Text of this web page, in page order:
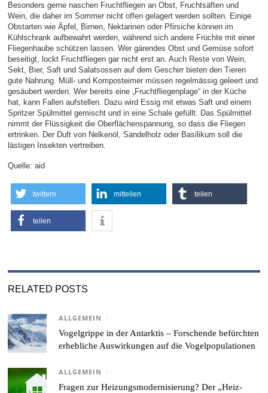
Besonders gerne naschen Fruchtfliegen an Obst, Fruchtsäften und
Wein, die daher im Sommer nicht offen gelagert werden sollten. Einige
Obstarten wie Äpfel, Birnen, Nektarinen oder Pfirsiche können im
Kühlschrank aufbewahrt werden, während sich andere Früchte mit einer
Fliegenhaube schützen lassen. Wer gärendes Obst und Gemüse sofort
beseitigt, lockt Fruchtfliegen gar nicht erst an. Auch Reste von Wein,
Sekt, Bier, Saft und Salatsossen auf dem Geschirr bieten den Tieren
gute Nahrung. Müll- und Komposteimer müssen regelmässig geleert und
gesäubert werden. Wer bereits eine „Fruchtfliegenplage“ in der Küche
hat, kann Fallen aufstellen. Dazu wird Essig mit etwas Saft und einem
Spritzer Spülmittel gemischt und in eine Schale gefüllt. Das Spülmittel
nimmt der Flüssigkeit die Oberflächenspannung, so dass die Fliegen
ertrinken. Der Duft von Nelkenöl, Sandelholz oder Basilikum soll die
lästigen Insekten vertreiben.
Quelle: aid
twittern mitteilen teilen
teilen
RELATED POSTS
ALLGEMEIN /
Vogelgrippe in der Antarktis – Forschende befürchten
erhebliche Auswirkungen auf die Vogelpopulationen
ALLGEMEIN /
Fragen zur Heizungsmodernisierung? Der „Heiz-